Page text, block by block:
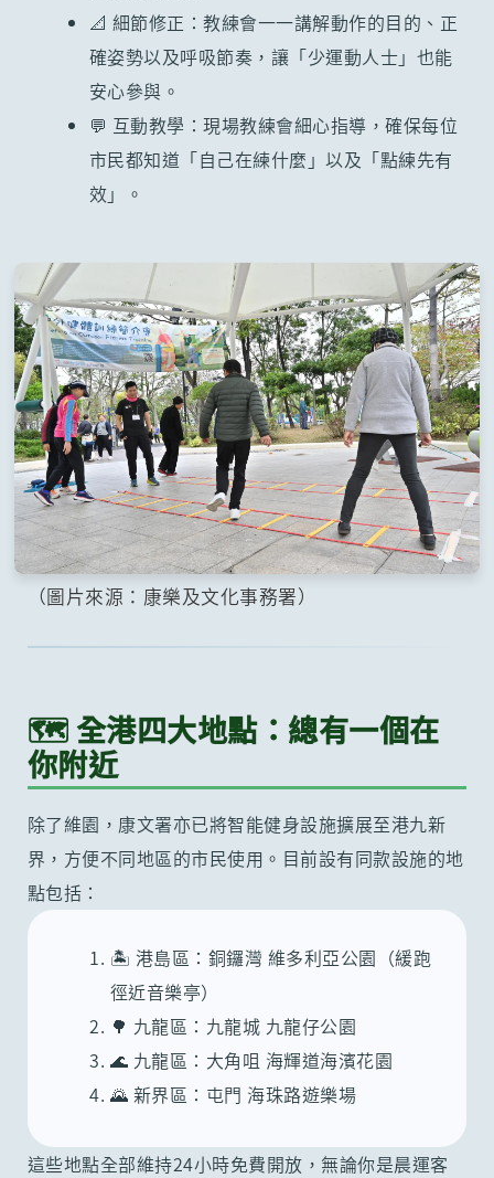
📐 細節修正：教練會一一講解動作的目的、正
確姿勢以及呼吸節奏，讓「少運動人士」也能
安心參與。
💬 互動教學：現場教練會細心指導，確保每位
市民都知道「自己在練什麼」以及「點練先有
效」。
（圖片來源：康樂及文化事務署）
🗺️ 全港四大地點：總有一個在
你附近
除了維園，康文署亦已將智能健身設施擴展至港九新
界，方便不同地區的市民使用。目前設有同款設施的地
點包括：
🏝️ 港島區：銅鑼灣 維多利亞公園（緩跑
徑近音樂亭）
🌳 九龍區：九龍城 九龍仔公園
🌊 九龍區：大角咀 海輝道海濱花園
🌄 新界區：屯門 海珠路遊樂場
這些地點全部維持24小時免費開放，無論你是晨運客